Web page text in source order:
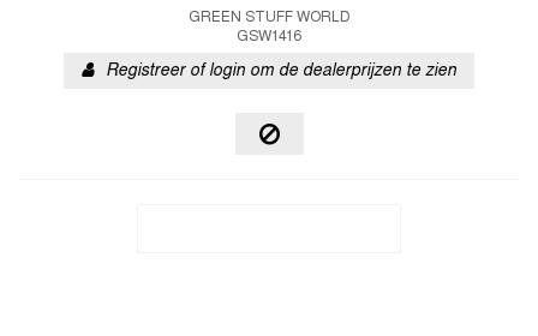
GREEN STUFF WORLD
GSW1416
Registreer of login om de dealerprijzen te zien